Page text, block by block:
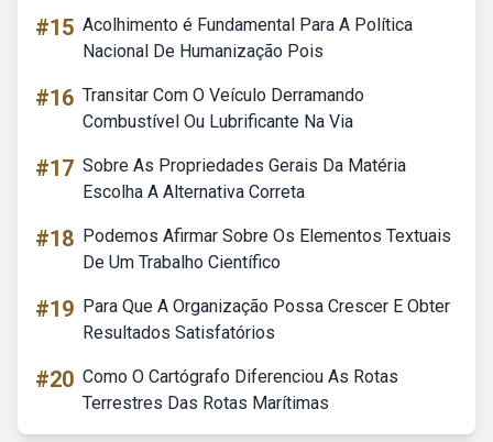
#15 Acolhimento é Fundamental Para A Política
Nacional De Humanização Pois
#16 Transitar Com O Veículo Derramando
Combustível Ou Lubrificante Na Via
#17 Sobre As Propriedades Gerais Da Matéria
Escolha A Alternativa Correta
#18 Podemos Afirmar Sobre Os Elementos Textuais
De Um Trabalho Científico
#19 Para Que A Organização Possa Crescer E Obter
Resultados Satisfatórios
#20 Como O Cartógrafo Diferenciou As Rotas
Terrestres Das Rotas Marítimas